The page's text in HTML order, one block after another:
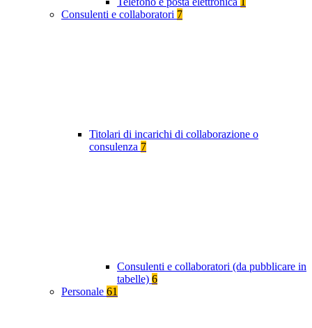
Consulenti e collaboratori 7
Titolari di incarichi di collaborazione o
consulenza 7
Consulenti e collaboratori (da pubblicare in
tabelle) 6
Personale 61